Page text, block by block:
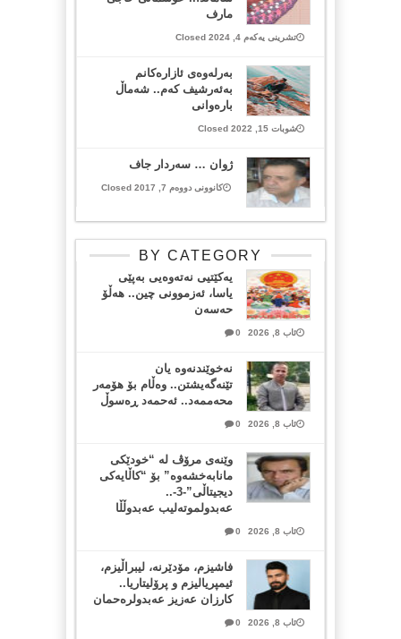
مارف
تشرینی یەکەم 4, 2024 Closed
بەرلەوەی ئازارەکانم
بەئەرشیف کەم.. شەماڵ
بارەوانی
شوبات 15, 2022 Closed
ژوان … سەردار جاف
کانوونی دووەم 7, 2017 Closed
BY CATEGORY
یەکێتیی نەتەوەیی بەپێی
یاسا، ئەزموونی چین.. هەڵۆ
حەسەن
ئاب 8, 2026 0
نەخوێندنەوە یان
تێنەگەیشتن.. وەڵام بۆ هۆمەر
محەممەد.. ئەحمەد ڕەسوڵ
ئاب 8, 2026 0
وێنەی مرۆڤ لە “خودێکی
مانابەخشەوە” بۆ “کاڵایەکی
دیجیتاڵی”-3-..
عەبدولموتەلیب عەبدوڵڵا
ئاب 8, 2026 0
فاشیزم، مۆدێرنە، لیبراڵیزم،
ئیمپریالیزم و پرۆلیتاریا..
کارزان عەزیز عەبدولرەحمان
ئاب 8, 2026 0